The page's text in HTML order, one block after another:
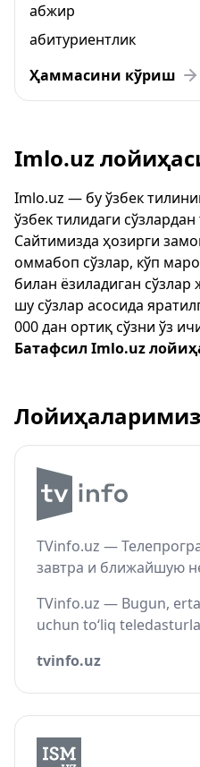
абжир
абитуриентлик
Ҳаммасини кўриш
Imlo.uz
Imlo.uz — бу ўзбек
ўзбек тилидаги
Сайтимизда ҳозирги
оммабоп сўзлар, кўп
билан ёзиладиган
шу сўзлар асосида
000 дан ортиқ сўзни ўз
Батафсил Imlo.uz
Лойиҳаларимиз
TVinfo.uz —
завтра и ближайшую
TVinfo.uz — Bugun,
uchun to‘liq
tvinfo.uz